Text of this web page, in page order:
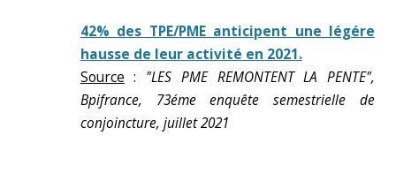
42% des TPE/PME anticipent une légére
hausse de leur activité en 2021.
Source : "LES PME REMONTENT LA PENTE",
Bpifrance, 73éme enquête semestrielle de
conjoincture, juillet 2021